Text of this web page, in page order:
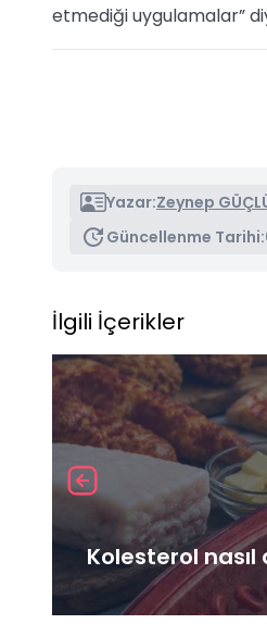
etmediği uygulamalar”
Yazar:Zeynep
Güncellenme Tarihi:
İlgili İçerikler
Kolesterol